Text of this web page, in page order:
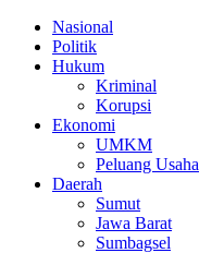
Nasional
Politik
Hukum
Kriminal
Korupsi
Ekonomi
UMKM
Peluang Usaha
Daerah
Sumut
Jawa Barat
Sumbagsel